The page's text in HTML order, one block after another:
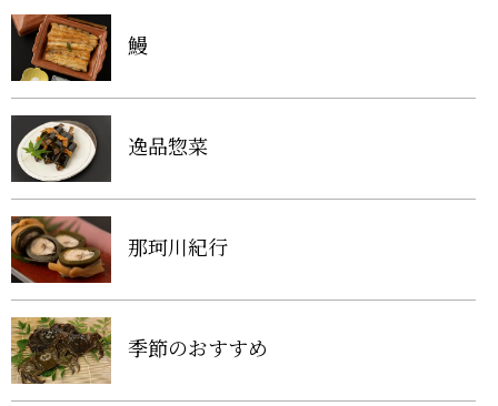
鰻
逸品惣菜
那珂川紀行
季節のおすすめ